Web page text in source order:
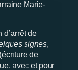
Marie-
d’arrêt de
signes,
(écriture de
avec et pour